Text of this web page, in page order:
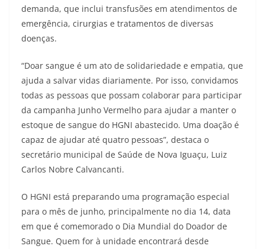
demanda, que inclui transfusões em atendimentos de
emergência, cirurgias e tratamentos de diversas
doenças.
“Doar sangue é um ato de solidariedade e empatia, que
ajuda a salvar vidas diariamente. Por isso, convidamos
todas as pessoas que possam colaborar para participar
da campanha Junho Vermelho para ajudar a manter o
estoque de sangue do HGNI abastecido. Uma doação é
capaz de ajudar até quatro pessoas”, destaca o
secretário municipal de Saúde de Nova Iguaçu, Luiz
Carlos Nobre Calvancanti.
O HGNI está preparando uma programação especial
para o mês de junho, principalmente no dia 14, data
em que é comemorado o Dia Mundial do Doador de
Sangue. Quem for à unidade encontrará desde